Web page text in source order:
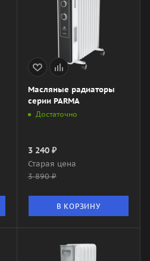
Масляные радиаторы
серии PARMA
Достаточно
3 240₽
Старая цена
3 890₽
В КОРЗИНУ